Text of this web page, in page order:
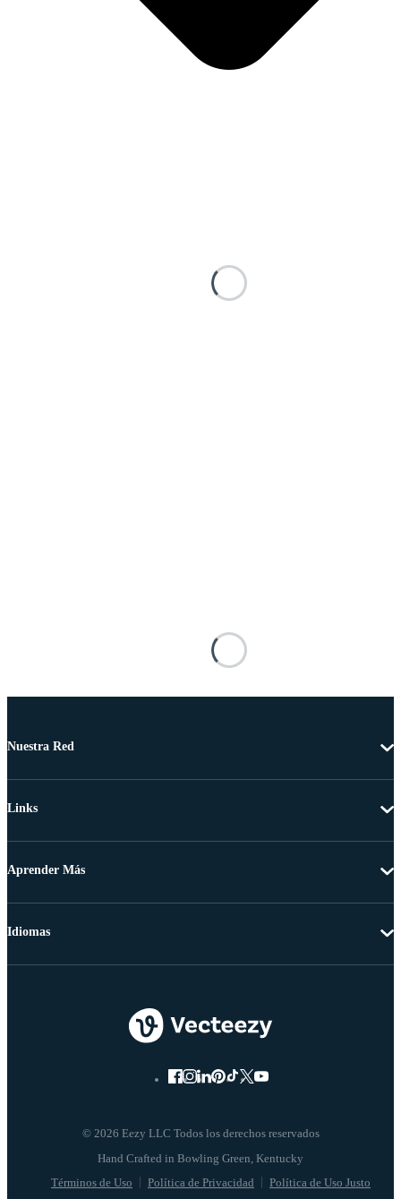
Nuestra Red
Links
Aprender Más
© 2026 Eezy LLC Todos los derechos reservados
Términos de Uso Política de Privacidad Política de Uso Justo
Idiomas